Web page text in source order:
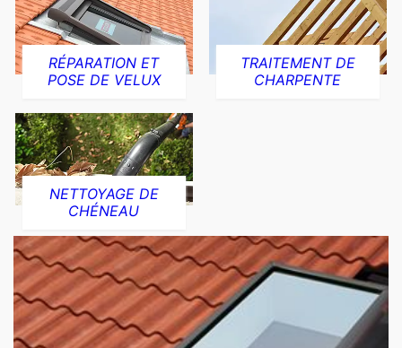
RÉPARATION ET
POSE DE VELUX
TRAITEMENT DE
CHARPENTE
NETTOYAGE DE
CHÉNEAU